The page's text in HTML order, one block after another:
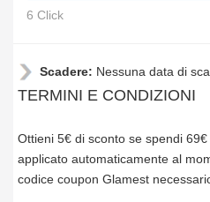
6 Click
Scadere: Nessuna data di
TERMINI E CONDIZIONI
Ottieni 5€ di sconto se spendi
applicato automaticamente al
codice coupon Glamest